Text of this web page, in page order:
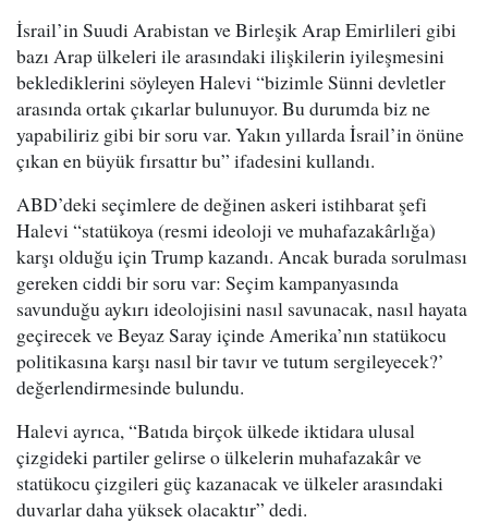
İsrail’in Suudi Arabistan ve Birleşik Arap Emirlileri gibi
bazı Arap ülkeleri ile arasındaki ilişkilerin iyileşmesini
beklediklerini söyleyen Halevi “bizimle Sünni devletler
arasında ortak çıkarlar bulunuyor. Bu durumda biz ne
yapabiliriz gibi bir soru var. Yakın yıllarda İsrail’in önüne
çıkan en büyük fırsattır bu” ifadesini kullandı.
ABD’deki seçimlere de değinen askeri istihbarat şefi
Halevi “statükoya (resmi ideoloji ve muhafazakârlığa)
karşı olduğu için Trump kazandı. Ancak burada sorulması
gereken ciddi bir soru var: Seçim kampanyasında
savunduğu aykırı ideolojisini nasıl savunacak, nasıl hayata
geçirecek ve Beyaz Saray içinde Amerika’nın statükocu
politikasına karşı nasıl bir tavır ve tutum sergileyecek?’
değerlendirmesinde bulundu.
Halevi ayrıca, “Batıda birçok ülkede iktidara ulusal
çizgideki partiler gelirse o ülkelerin muhafazakâr ve
statükocu çizgileri güç kazanacak ve ülkeler arasındaki
duvarlar daha yüksek olacaktır” dedi.